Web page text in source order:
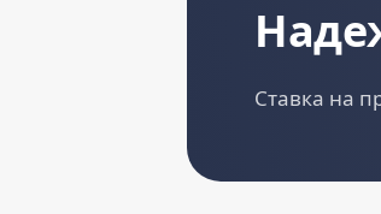
Ставка на